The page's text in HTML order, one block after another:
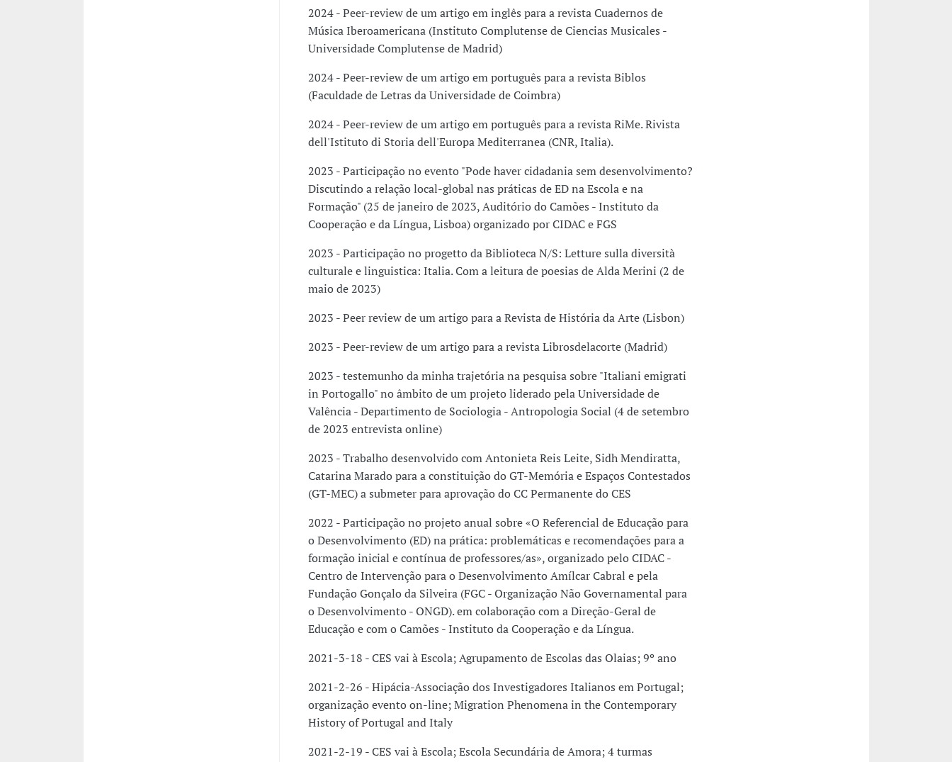
2024 - Peer-review de um artigo em inglês para a revista Cuadernos de
Música Iberoamericana (Instituto Complutense de Ciencias Musicales -
Universidade Complutense de Madrid)
2024 - Peer-review de um artigo em português para a revista Biblos
(Faculdade de Letras da Universidade de Coimbra)
2024 - Peer-review de um artigo em português para a revista RiMe. Rivista
dell'Istituto di Storia dell'Europa Mediterranea (CNR, Italia).
2023 - Participação no evento "Pode haver cidadania sem desenvolvimento?
Discutindo a relação local-global nas práticas de ED na Escola e na
Formação" (25 de janeiro de 2023, Auditório do Camões - Instituto da
Cooperação e da Língua, Lisboa) organizado por CIDAC e FGS
2023 - Participação no progetto da Biblioteca N/S: Letture sulla diversità
culturale e linguistica: Italia. Com a leitura de poesias de Alda Merini (2 de
maio de 2023)
2023 - Peer review de um artigo para a Revista de História da Arte (Lisbon)
2023 - Peer-review de um artigo para a revista Librosdelacorte (Madrid)
2023 - testemunho da minha trajetória na pesquisa sobre "Italiani emigrati
in Portogallo" no âmbito de um projeto liderado pela Universidade de
Valência - Departimento de Sociologia - Antropologia Social (4 de setembro
de 2023 entrevista online)
2023 - Trabalho desenvolvido com Antonieta Reis Leite, Sidh Mendiratta,
Catarina Marado para a constituição do GT-Memória e Espaços Contestados
(GT-MEC) a submeter para aprovação do CC Permanente do CES
2022 - Participação no projeto anual sobre «O Referencial de Educação para
o Desenvolvimento (ED) na prática: problemáticas e recomendações para a
formação inicial e contínua de professores/as», organizado pelo CIDAC -
Centro de Intervenção para o Desenvolvimento Amílcar Cabral e pela
Fundação Gonçalo da Silveira (FGC - Organização Não Governamental para
o Desenvolvimento - ONGD). em colaboração com a Direção-Geral de
Educação e com o Camões - Instituto da Cooperação e da Língua.
2021-3-18 - CES vai à Escola; Agrupamento de Escolas das Olaias; 9º ano
2021-2-26 - Hipácia-Associação dos Investigadores Italianos em Portugal;
organização evento on-line; Migration Phenomena in the Contemporary
History of Portugal and Italy
2021-2-19 - CES vai à Escola; Escola Secundária de Amora; 4 turmas